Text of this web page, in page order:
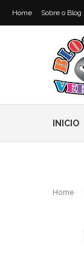
Home Sobre o Blog
INICIO
Home